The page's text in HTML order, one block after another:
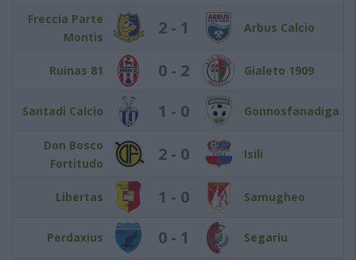
Freccia Parte
Montis
2 - 1 Arbus Calcio
Ruinas 81 0 - 2 Gialeto 1909
Santadi Calcio 1 - 0 Gonnosfanadiga
Don Bosco
Fortitudo
2 - 0 Isili
Libertas 1 - 0 Samugheo
Perdaxius 0 - 1 Segariu